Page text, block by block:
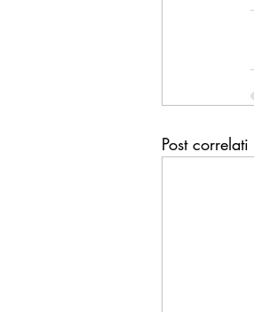
Post correlati